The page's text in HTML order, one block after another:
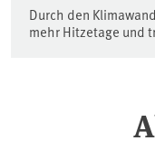
Durch den
mehr Hitzetage und